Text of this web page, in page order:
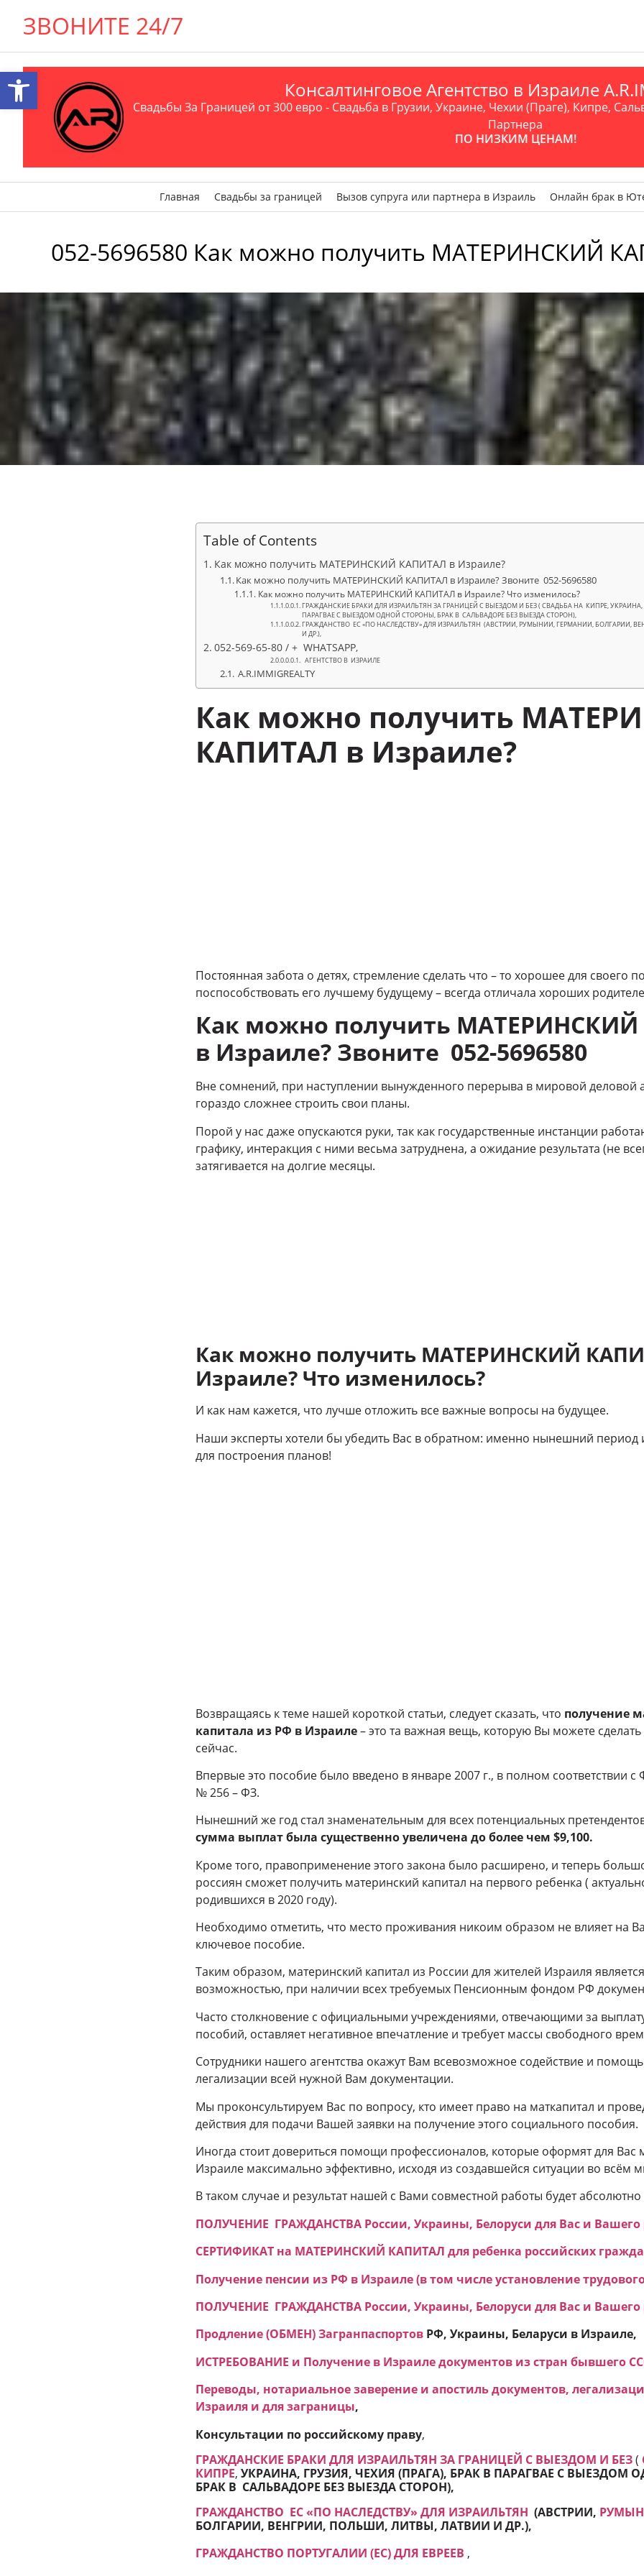
ЗВОНИТЕ 24/7
Консалтинговое Агентство в Израиле
Свадьбы За Границей от 300 евро - Свадьба в Грузии, Украине, Чехии (Праге), Кипре,
Партнера
ПО НИЗКИМ ЦЕНАМ!
Главная Свадьбы за границей Вызов супруга или партнера в Израиль Онлайн брак в
052-5696580 Как можно получить МАТЕРИНСКИЙ
Table of Contents
Как можно получить МАТЕРИНСКИЙ КАПИТАЛ в Израиле?
Как можно получить МАТЕРИНСКИЙ КАПИТАЛ в Израиле? Звоните 052-5696580
Как можно получить МАТЕРИНСКИЙ КАПИТАЛ в Израиле? Что изменилось?
ГРАЖДАНСКИЕ БРАКИ ДЛЯ ИЗРАИЛЬТЯН ЗА ГРАНИЦЕЙ С ВЫЕЗДОМ И БЕЗ ( СВАДЬБА НА КИПРЕ, УКРАИНА,
ПАРАГВАЕ С ВЫЕЗДОМ ОДНОЙ СТОРОНЫ, БРАК В САЛЬВАДОРЕ БЕЗ ВЫЕЗДА СТОРОН),
ГРАЖДАНСТВО ЕC «ПО НАСЛЕДСТВУ» ДЛЯ ИЗРАИЛЬТЯН (АВСТРИИ, РУМЫНИИ, ГЕРМАНИИ, БОЛГАРИИ,
И ДР.),
052-569-65-80 / + WHATSAPP,
АГЕНТСТВО В ИЗРАИЛЕ
A.R.IMMIGREALTY
Как можно получить
КАПИТАЛ в Израиле?
Постоянная забота о детях, стремление сделать что – то хорошее для своего
поспособствовать его лучшему будущему – всегда отличала хороших
Как можно получить
в Израиле? Звоните 052-5696580
Вне сомнений, при наступлении вынужденного перерыва в мировой деловой
гораздо сложнее строить свои планы.
Порой у нас даже опускаются руки, так как государственные инстанции
графику, интеракция с ними весьма затруднена, а ожидание результата (не
затягивается на долгие месяцы.
Как можно получить МАТЕРИНСКИЙ
Израиле? Что изменилось?
И как нам кажется, что лучше отложить все важные вопросы на будущее.
Наши эксперты хотели бы убедить Вас в обратном: именно нынешний период
для построения планов!
Возвращаясь к теме нашей короткой статьи, следует сказать, что получение
капитала из РФ в Израиле– это та важная вещь, которую Вы можете
сейчас.
Впервые это пособие было введено в январе 2007 г., в полном соответствии
№ 256 – ФЗ.
Нынешний же год стал знаменательным для всех потенциальных
сумма выплат была существенно увеличена до более чем $9,100.
Кроме того, правоприменение этого закона было расширено, и теперь
россиян сможет получить материнский капитал на первого ребенка (
родившихся в 2020 году).
Необходимо отметить, что место проживания никоим образом не влияет на
ключевое пособие.
Таким образом, материнский капитал из России для жителей Израиля
возможностью, при наличии всех требуемых Пенсионным фондом РФ
Часто столкновение с официальными учреждениями, отвечающими за
пособий, оставляет негативное впечатление и требует массы свободного
Сотрудники нашего агентства окажут Вам всевозможное содействие и
легализации всей нужной Вам документации.
Мы проконсультируем Вас по вопросу, кто имеет право на маткапитал и
действия для подачи Вашей заявки на получение этого социального пособия.
Иногда стоит довериться помощи профессионалов, которые оформят для Вас
Израиле максимально эффективно, исходя из создавшейся ситуации во всём
В таком случае и результат нашей с Вами совместной работы будет
ПОЛУЧЕНИЕ ГРАЖДАНСТВА России, Украины, Белоруси для Вас и Вашего
СЕРТИФИКАТ на МАТЕРИНСКИЙ КАПИТАЛ для ребенка российских
Получение пенсии из РФ в Израиле (в том числе установление
ПОЛУЧЕНИЕ ГРАЖДАНСТВА России, Украины, Белоруси для Вас и Вашего
Продление (ОБМЕН) Загранпаспортов РФ, Украины, Беларуси в Израиле,
ИСТРЕБОВАНИЕ и Получение в Израиле документов из стран бывшего
Переводы, нотариальное заверение и апостиль документов,
Израиля и для заграницы,
Консультации по российскому праву,
ГРАЖДАНСКИЕ БРАКИ ДЛЯ ИЗРАИЛЬТЯН ЗА ГРАНИЦЕЙ С ВЫЕЗДОМ И БЕЗ(
КИПРЕ, УКРАИНА, ГРУЗИЯ, ЧЕХИЯ (ПРАГА), БРАК В ПАРАГВАЕ С ВЫЕЗДОМ
БРАК В САЛЬВАДОРЕ БЕЗ ВЫЕЗДА СТОРОН),
ГРАЖДАНСТВО ЕC «ПО НАСЛЕДСТВУ» ДЛЯ ИЗРАИЛЬТЯН (АВСТРИИ,
БОЛГАРИИ, ВЕНГРИИ, ПОЛЬШИ, ЛИТВЫ, ЛАТВИИ И ДР.),
ГРАЖДАНСТВО ПОРТУГАЛИИ (ЕС) ДЛЯ ЕВРЕЕВ ,
Открыть панель инструментов